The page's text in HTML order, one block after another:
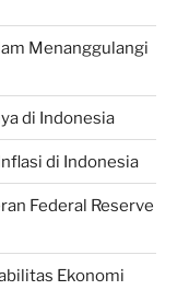
Menanggulangi
di Indonesia
di Indonesia
Federal Reserve
Ekonomi